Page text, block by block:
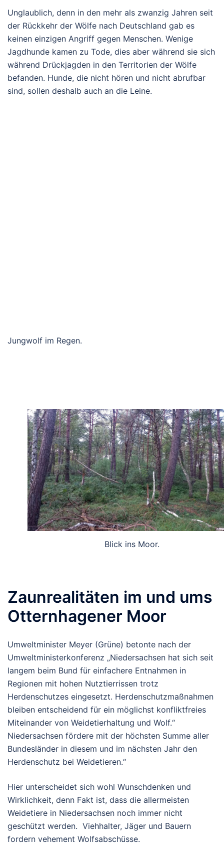
Unglaublich, denn in den mehr als zwanzig Jahren seit
der Rückkehr der Wölfe nach Deutschland gab es
keinen einzigen Angriff gegen Menschen. Wenige
Jagdhunde kamen zu Tode, dies aber während sie sich
während Drückjagden in den Territorien der Wölfe
befanden. Hunde, die nicht hören und nicht abrufbar
sind, sollen deshalb auch an die Leine.
Jungwolf im Regen.
Blick ins Moor.
Zaunrealitäten im und ums
Otternhagener Moor
Umweltminister Meyer (Grüne) betonte nach der
Umweltministerkonferenz „Niedersachsen hat sich seit
langem beim Bund für einfachere Entnahmen in
Regionen mit hohen Nutztierrissen trotz
Herdenschutzes eingesetzt. Herdenschutzmaßnahmen
bleiben entscheidend für ein möglichst konfliktfreies
Miteinander von Weidetierhaltung und Wolf.“
Niedersachsen fördere mit der höchsten Summe aller
Bundesländer in diesem und im nächsten Jahr den
Herdenschutz bei Weidetieren.“
Hier unterscheidet sich wohl Wunschdenken und
Wirklichkeit, denn Fakt ist, dass die allermeisten
Weidetiere in Niedersachsen noch immer nicht
geschützt werden. Viehhalter, Jäger und Bauern
fordern vehement Wolfsabschüsse.